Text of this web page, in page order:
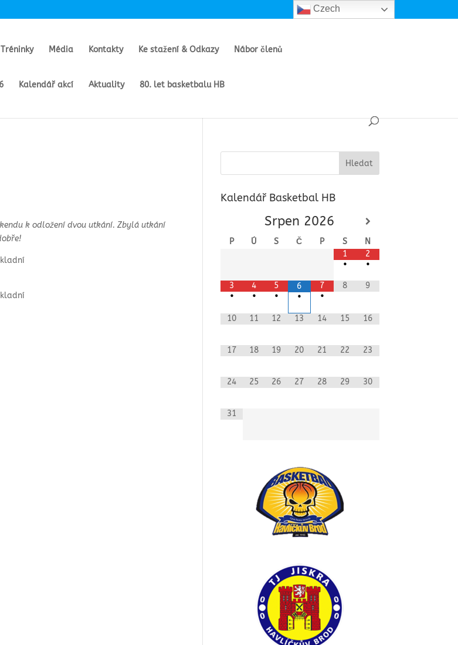
Tréninky Média Kontakty Ke stažení & Odkazy Nábor členů
Kalendář akcí Aktuality 80. let basketbalu HB
k odložení dvou utkání. Zbylá utkání
Kalendář Basketbal HB
Srpen 2026
P Ú S Č P S
N
1
•
2
•
3
•
4
•
5
•
6
•
7
•
8 9
10 11 12 13 14 15 16
17 18 19 20 21 22 23
24 25 26 27 28 29 30
31
Czech